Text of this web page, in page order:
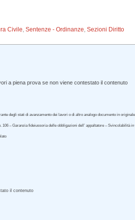
Civile,Sentenze - Ordinanze,Sezioni Diritto
a piena prova se non viene contestato il contenuto
degli stati di avanzamento dei lavori o di altro analogo documento in
– Garanzia fideiussoria delle obbligazioni dell’ appaltatore –
il contenuto